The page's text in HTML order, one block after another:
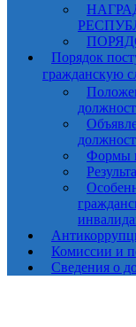
Порядок
гражданскую
Формы
Комиссии и
Сведения о